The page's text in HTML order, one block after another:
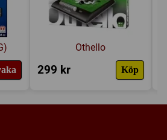
Othello
299 kr Köp